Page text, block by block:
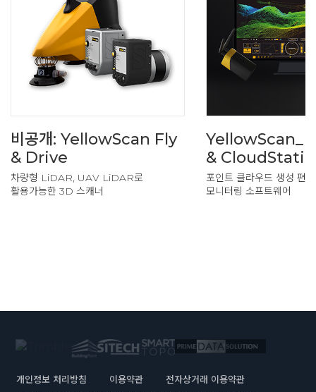
비공개: YellowScan Fly
& Drive
차량형 LiDAR, UAV LiDAR로
활용가능한 3D 스캐너
&
포인트 클라우드 생성 편
모니터링 소프트웨어
개인정보 처리방침 이용약관 전자상거래 이용약관